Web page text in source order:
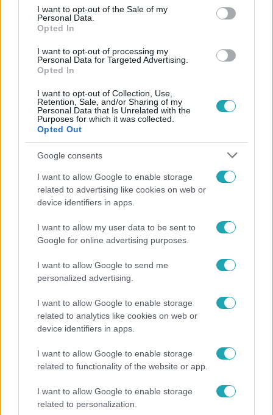
consent section.
I want to opt-out of the Sale of my
Personal Data.
Opted In
I want to opt-out of processing my
Personal Data for Targeted Advertising.
Opted In
I want to opt-out of Collection, Use,
Retention, Sale, and/or Sharing of my
Personal Data that Is Unrelated with the
Purposes for which it was collected.
Opted Out
Google consents
I want to allow Google to enable storage
related to advertising like cookies on web or
device identifiers in apps.
I want to allow my user data to be sent to
Google for online advertising purposes.
I want to allow Google to send me
personalized advertising.
I want to allow Google to enable storage
related to analytics like cookies on web or
device identifiers in apps.
I want to allow Google to enable storage
related to functionality of the website or app.
I want to allow Google to enable storage
related to personalization.
Népszerű
A fiataloknak üzent Majka: „Hagyjátok ezt abba,
ez nagyon ciki!”